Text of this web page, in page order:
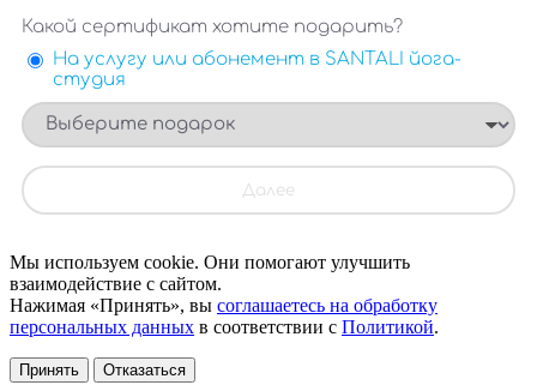
Мы используем cookie. Они помогают улучшить
взаимодействие с сайтом.
Нажимая «Принять», вы соглашаетесь на обработку
персональных данных в соответствии с Политикой.
Принять Отказаться